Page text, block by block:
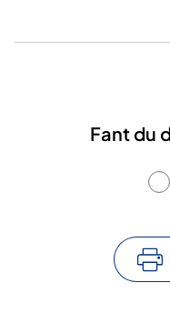
Fant du